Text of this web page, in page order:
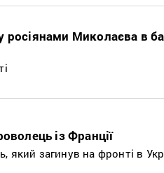
росіянами Миколаєва в
із Франції
загинув на фронті в